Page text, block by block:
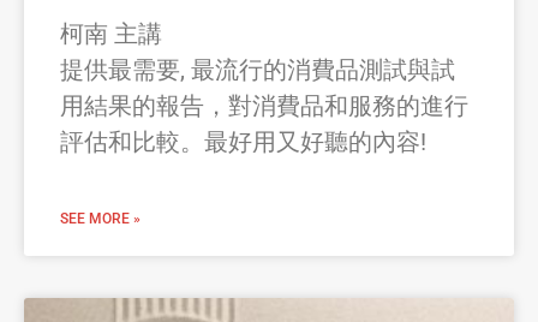
柯南 主講
提供最需要, 最流行的消費品測試與試
用結果的報告，對消費品和服務的進行
評估和比較。最好用又好聽的內容!
SEE MORE »